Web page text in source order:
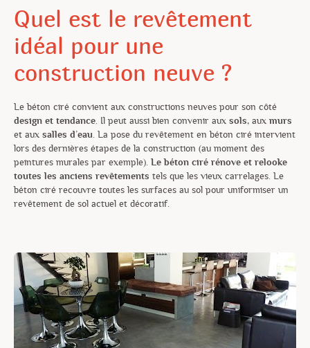
Quel est le revêtement
idéal pour une
construction neuve ?
Le béton ciré convient aux constructions neuves pour son côté
design et tendance. Il peut aussi bien convenir aux sols, aux murs
et aux salles d’eau. La pose du revêtement en béton ciré intervient
lors des dernières étapes de la construction (au moment des
peintures murales par exemple). Le béton ciré rénove et relooke
toutes les anciens revêtements tels que les vieux carrelages. Le
béton ciré recouvre toutes les surfaces au sol pour uniformiser un
revêtement de sol actuel et décoratif.